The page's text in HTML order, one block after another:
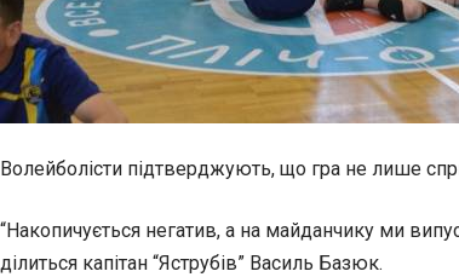
Волейболісти підтверджують, що гра не лише
“Накопичується негатив, а на майданчику ми
ділиться капітан “Яструбів” Василь Базюк.